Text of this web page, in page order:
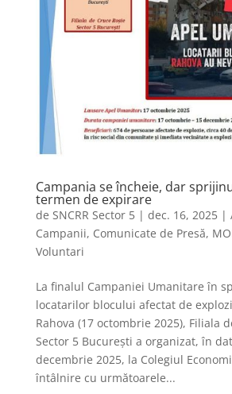
Campania se încheie, dar
termen de expirare
de SNCRR Sector 5| dec. 16, 2025|
Campanii, Comunicate de Presă,
Voluntari
La finalul Campaniei Umanitare în
locatarilor blocului afectat de
Rahova (17 octombrie 2025), Filiala
Sector 5 București a organizat, în
decembrie 2025, la Colegiul
întâlnire cu următoarele...